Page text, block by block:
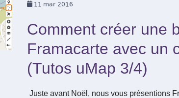
11 mar 2016
Comment créer une
Framacarte avec un
(Tutos uMap 3/4)
Juste avant Noël, nous vous présentions